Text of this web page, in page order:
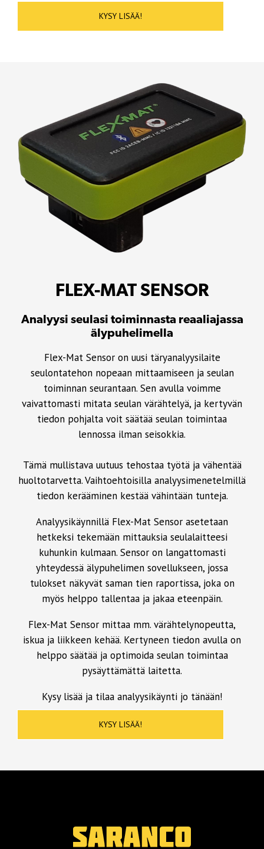
KYSY LISÄÄ!
FLEX-MAT SENSOR
Analyysi seulasi toiminnasta reaaliajassa
älypuhelimella
Flex-Mat Sensor on uusi täryanalyysilaite
seulontatehon nopeaan mittaamiseen ja seulan
toiminnan seurantaan. Sen avulla voimme
vaivattomasti mitata seulan värähtelyä, ja kertyvän
tiedon pohjalta voit säätää seulan toimintaa
lennossa ilman seisokkia.
Tämä mullistava uutuus tehostaa työtä ja vähentää
huoltotarvetta. Vaihtoehtoisilla analyysimenetelmillä
tiedon kerääminen kestää vähintään tunteja.
Analyysikäynnillä Flex-Mat Sensor asetetaan
hetkeksi tekemään mittauksia seulalaitteesi
kuhunkin kulmaan. Sensor on langattomasti
yhteydessä älypuhelimen sovellukseen, jossa
tulokset näkyvät saman tien raportissa, joka on
myös helppo tallentaa ja jakaa eteenpäin.
Flex-Mat Sensor mittaa mm. värähtelynopeutta,
iskua ja liikkeen kehää. Kertyneen tiedon avulla on
helppo säätää ja optimoida seulan toimintaa
pysäyttämättä laitetta.
Kysy lisää ja tilaa analyysikäynti jo tänään!
KYSY LISÄÄ!